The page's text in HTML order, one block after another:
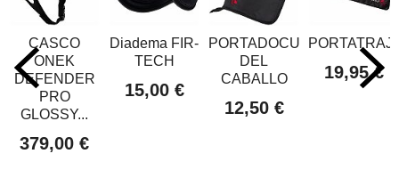
CASCO
ONEK
DEFENDER
PRO
GLOSSY...
379,00 €
Diadema FIR-
TECH
15,00 €
PORTADOCUMENTOS
DEL
CABALLO
12,50 €
19,95 €